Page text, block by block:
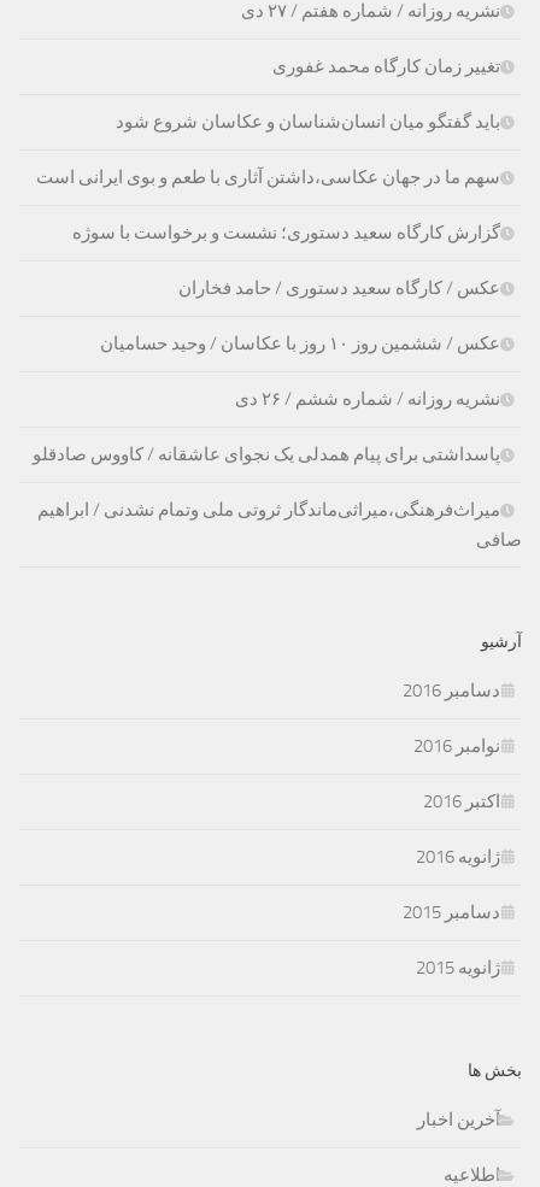
نشریه روزانه / شماره هفتم / ۲۷ دی
تغییر زمان کارگاه محمد غفوری
باید گفتگو میان انسان‌شناسان و عکاسان شروع شود
سهم ما در جهان عکاسی،داشتن آثاری با طعم و بوی ایرانی است
گزارش کارگاه سعید دستوری؛ نشست و برخواست با سوژه
عکس / کارگاه سعید دستوری / حامد فخاران
عکس / ششمین روز ۱۰ روز با عکاسان / وحید حسامیان
نشریه روزانه / شماره ششم / ۲۶ دی
پاسداشتی برای پیام همدلی یک نجوای عاشقانه / کاووس صادقلو
میراث‌فرهنگی،‌میراثی‌ماندگار ثروتی ملی وتمام نشدنی / ابراهیم
صافی
آرشیو
دسامبر 2016
نوامبر 2016
اکتبر 2016
ژانویه 2016
دسامبر 2015
ژانویه 2015
بخش ها
آخرین اخبار
اطلاعیه